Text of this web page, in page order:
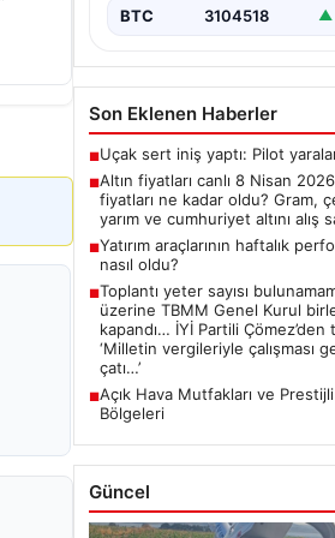
BTC 3104518 ▲
Son Eklenen Haberler
■Uçak sert iniş yaptı: Pilot
■Altın fiyatları canlı 8 Nisan
fiyatları ne kadar oldu? Gram,
yarım ve cumhuriyet altını alış
■Yatırım araçlarının haftalık
nasıl oldu?
■Toplantı yeter sayısı
üzerine TBMM Genel Kurul
kapandı… İYİ Partili Çömez’den
‘Milletin vergileriyle çalışması
çatı…’
■Açık Hava Mutfakları ve
Bölgeleri
Güncel